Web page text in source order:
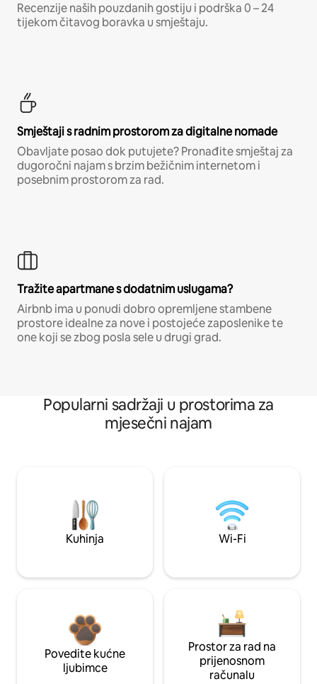
Recenzije naših pouzdanih gostiju i podrška 0 – 24
tijekom čitavog boravka u smještaju.
Smještaji s radnim prostorom za digitalne nomade
Obavljate posao dok putujete? Pronađite smještaj za
dugoročni najam s brzim bežičnim internetom i
posebnim prostorom za rad.
Tražite apartmane s dodatnim uslugama?
Airbnb ima u ponudi dobro opremljene stambene
prostore idealne za nove i postojeće zaposlenike te
one koji se zbog posla sele u drugi grad.
Popularni sadržaji u prostorima za
mjesečni najam
Kuhinja Wi-Fi
Povedite kućne
ljubimce
Prostor za rad na
prijenosnom
računalu